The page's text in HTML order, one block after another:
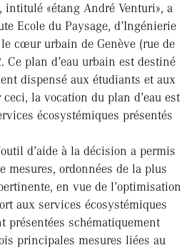
intitulé «étang André Venturi», a
Ecole du Paysage, d’Ingénierie
cœur urbain de Genève (rue de
Ce plan d’eau urbain est destiné
dispensé aux étudiants et aux
la vocation du plan d’eau est
écosystémiques présentés
d’aide à la décision a permis
mesures, ordonnées de la plus
en vue de l’optimisation
aux services écosystémiques
présentées schématiquement
principales mesures liées au